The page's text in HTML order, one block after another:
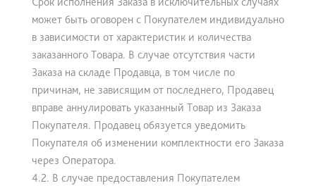
может быть оговорен с Покупателем индивидуально
в зависимости от характеристик и количества
заказанного Товара. В случае отсутствия части
Заказа на складе Продавца, в том числе по
причинам, не зависящим от последнего, Продавец
вправе аннулировать указанный Товар из Заказа
Покупателя. Продавец обязуется уведомить
Покупателя об изменении комплектности его Заказа
через Оператора.
4.2. В случае предоставления Покупателем